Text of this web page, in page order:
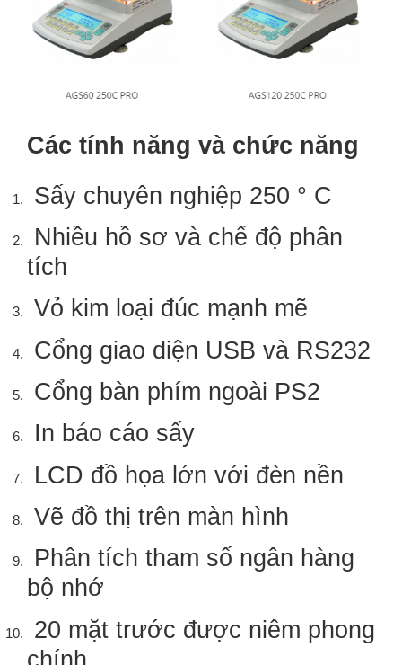
Các tính năng và chức năng
Sấy chuyên nghiệp 250 ° C
Nhiều hồ sơ và chế độ phân
tích
Vỏ kim loại đúc mạnh mẽ
Cổng giao diện USB và RS232
Cổng bàn phím ngoài PS2
In báo cáo sấy
LCD đồ họa lớn với đèn nền
Vẽ đồ thị trên màn hình
Phân tích tham số ngân hàng
bộ nhớ
20 mặt trước được niêm phong
chính